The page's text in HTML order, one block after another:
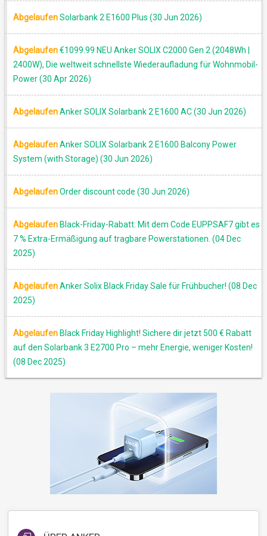
AbgelaufenSolarbank 2 E1600 Plus (30 Jun 2026)
Abgelaufen€1099.99 NEU Anker SOLIX C2000 Gen 2 (2048Wh |
2400W), Die weltweit schnellste Wiederaufladung für Wohnmobil-
Power (30 Apr 2026)
AbgelaufenAnker SOLIX Solarbank 2 E1600 AC (30 Jun 2026)
AbgelaufenAnker SOLIX Solarbank 2 E1600 Balcony Power
System (with Storage) (30 Jun 2026)
AbgelaufenOrder discount code (30 Jun 2026)
Abgelaufen Black-Friday-Rabatt: Mit dem Code EUPPSAF7 gibt es
7 % Extra-Ermäßigung auf tragbare Powerstationen. (04 Dec
2025)
AbgelaufenAnker Solix Black Friday Sale für Frühbucher! (08 Dec
2025)
Abgelaufen Black Friday Highlight! Sichere dir jetzt 500 € Rabatt
auf den Solarbank 3 E2700 Pro – mehr Energie, weniger Kosten!
(08 Dec 2025)